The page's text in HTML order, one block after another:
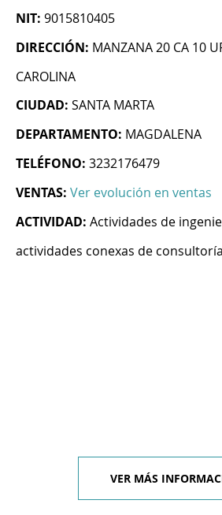
NIT: 9015810405
DIRECCIÓN: MANZANA 20 CA 10
CAROLINA
CIUDAD: SANTA MARTA
DEPARTAMENTO: MAGDALENA
TELÉFONO: 3232176479
VENTAS: Ver evolución en ventas
ACTIVIDAD: Actividades de
actividades conexas de
VER MÁS